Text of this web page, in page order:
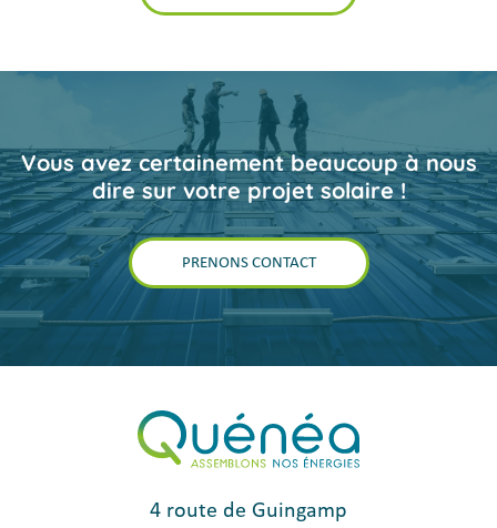
Vous avez certainement beaucoup à nous
dire sur votre projet solaire !
PRENONS CONTACT
4 route de Guingamp